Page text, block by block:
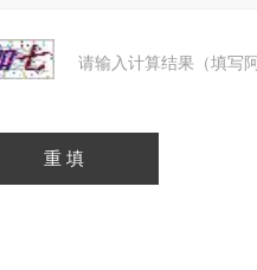
请输入计算结果（填写